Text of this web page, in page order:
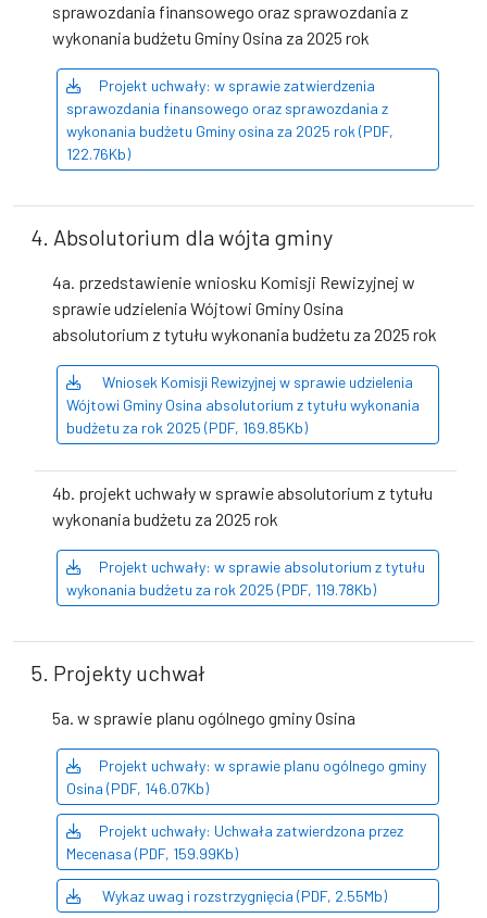
sprawozdania finansowego oraz sprawozdania z
wykonania budżetu Gminy Osina za 2025 rok
Projekt uchwały: w sprawie zatwierdzenia
sprawozdania finansowego oraz sprawozdania z
wykonania budżetu Gminy osina za 2025 rok (PDF,
122.76Kb)
4. Absolutorium dla wójta gminy
4a. przedstawienie wniosku Komisji Rewizyjnej w
sprawie udzielenia Wójtowi Gminy Osina
absolutorium z tytułu wykonania budżetu za 2025 rok
Wniosek Komisji Rewizyjnej w sprawie udzielenia
Wójtowi Gminy Osina absolutorium z tytułu wykonania
budżetu za rok 2025 (PDF, 169.85Kb)
4b. projekt uchwały w sprawie absolutorium z tytułu
wykonania budżetu za 2025 rok
Projekt uchwały: w sprawie absolutorium z tytułu
wykonania budżetu za rok 2025 (PDF, 119.78Kb)
5. Projekty uchwał
5a. w sprawie planu ogólnego gminy Osina
Projekt uchwały: w sprawie planu ogólnego gminy
Osina (PDF, 146.07Kb)
Projekt uchwały: Uchwała zatwierdzona przez
Mecenasa (PDF, 159.99Kb)
Wykaz uwag i rozstrzygnięcia (PDF, 2.55Mb)